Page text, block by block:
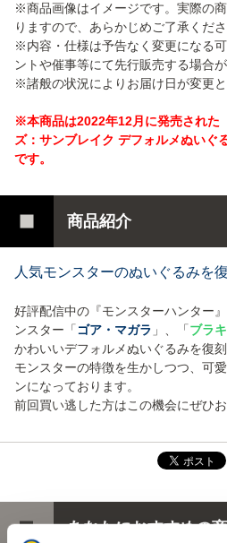
※商品画像はイメージです。実際の
りますので、あらかじめご了承くださ
※内容・仕様は予告なく変更になる
ントや催事等にて先行販売する場合が
※諸般の状況によりお届け日が変更と
※本商品は2022年12月に発売された
ズ：サンブレイク デフォルメぬいぐ
です。
商品紹介
人気モンスターのぬいぐるみを
好評配信中の『モンスターハンター
ンスター「ゴア・マガラ 」、「ブラ
かわいいデフォルメぬいぐるみを復
モンスターの特徴を生かしつつ、可
ンになっております。
前回買い逃した方はこの機会にぜひお
あなたにおすすめの